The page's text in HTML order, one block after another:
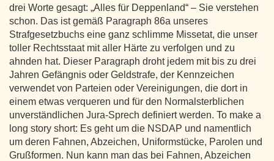
drei Worte gesagt: „Alles für Deppenland“ – Sie verstehen
schon. Das ist gemäß Paragraph 86a unseres
Strafgesetzbuchs eine ganz schlimme Missetat, die unser
toller Rechtsstaat mit aller Härte zu verfolgen und zu
ahnden hat. Dieser Paragraph droht jedem mit bis zu drei
Jahren Gefängnis oder Geldstrafe, der Kennzeichen
verwendet von Parteien oder Vereinigungen, die dort in
einem etwas verqueren und für den Normalsterblichen
unverständlichen Jura-Sprech definiert werden. To make a
long story short: Es geht um die NSDAP und namentlich
um deren Fahnen, Abzeichen, Uniformstücke, Parolen und
Grußformen. Nun kann man das bei Fahnen, Abzeichen